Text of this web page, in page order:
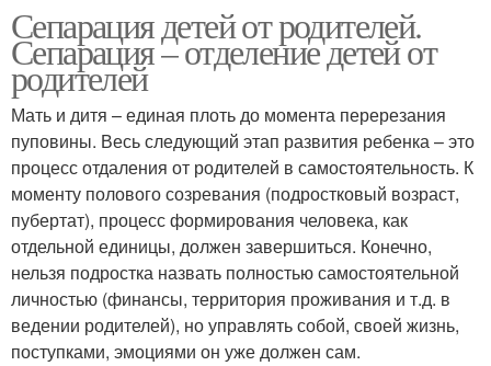
Сепарация детей от родителей.
Сепарация – отделение детей от
родителей
Мать и дитя – единая плоть до момента перерезания
пуповины. Весь следующий этап развития ребенка – это
процесс отдаления от родителей в самостоятельность. К
моменту полового созревания (подростковый возраст,
пубертат), процесс формирования человека, как
отдельной единицы, должен завершиться. Конечно,
нельзя подростка назвать полностью самостоятельной
личностью (финансы, территория проживания и т.д. в
ведении родителей), но управлять собой, своей жизнь,
поступками, эмоциями он уже должен сам.